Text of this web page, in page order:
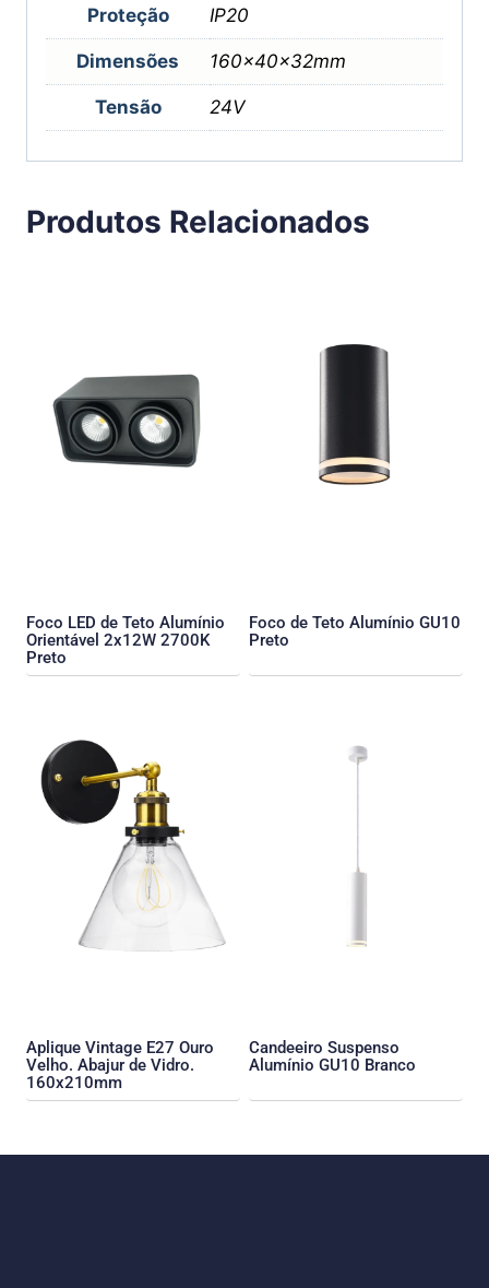
Proteção IP20
Dimensões 160x40x32mm
Tensão 24V
Produtos Relacionados
Foco LED de Teto Alumínio
Orientável 2x12W 2700K
Preto
Foco de Teto Alumínio GU10
Preto
Aplique Vintage E27 Ouro
Velho. Abajur de Vidro.
160x210mm
Candeeiro Suspenso
Alumínio GU10 Branco